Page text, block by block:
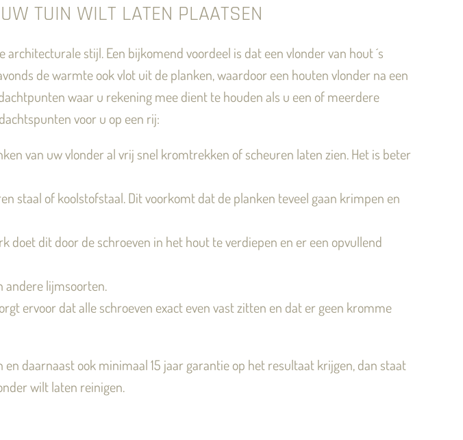
TUIN WILT LATEN PLAATSEN
stijl. Een bijkomend voordeel is dat een vlonder van hout ´s
de warmte ook vlot uit de planken, waardoor een houten vlonder na een
waar u rekening mee dient te houden als u een of meerdere
voor u op een rij:
van uw vlonder al vrij snel kromtrekken of scheuren laten zien. Het is beter
staal of koolstofstaal. Dit voorkomt dat de planken teveel gaan krimpen en
dit door de schroeven in het hout te verdiepen en er een opvullend
andere lijmsoorten.
ervoor dat alle schroeven exact even vast zitten en dat er geen kromme
daarnaast ook minimaal 15 jaar garantie op het resultaat krijgen, dan staat
wilt laten reinigen.